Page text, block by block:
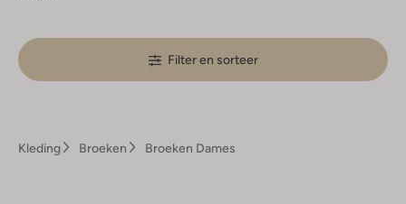
Filter en sorteer
Kleding Broeken Broeken Dames